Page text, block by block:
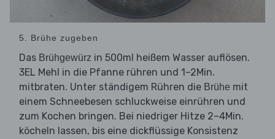
5. Brühe zugeben
Das Brühgewürz in 500ml heißem Wasser auflösen.
3EL Mehl in die Pfanne rühren und 1–2Min.
mitbraten. Unter ständigem Rühren die Brühe mit
einem Schneebesen schluckweise einrühren und
zum Kochen bringen. Bei niedriger Hitze 2–4Min.
köcheln lassen, bis eine dickflüssige Konsistenz